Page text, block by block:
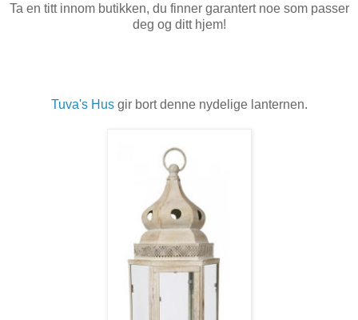
Ta en titt innom butikken, du finner garantert noe som passer
deg og ditt hjem!
Tuva's Husgir bort denne nydelige lanternen.